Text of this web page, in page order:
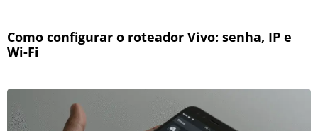
Como configurar o roteador Vivo: senha, IP e
Wi-Fi